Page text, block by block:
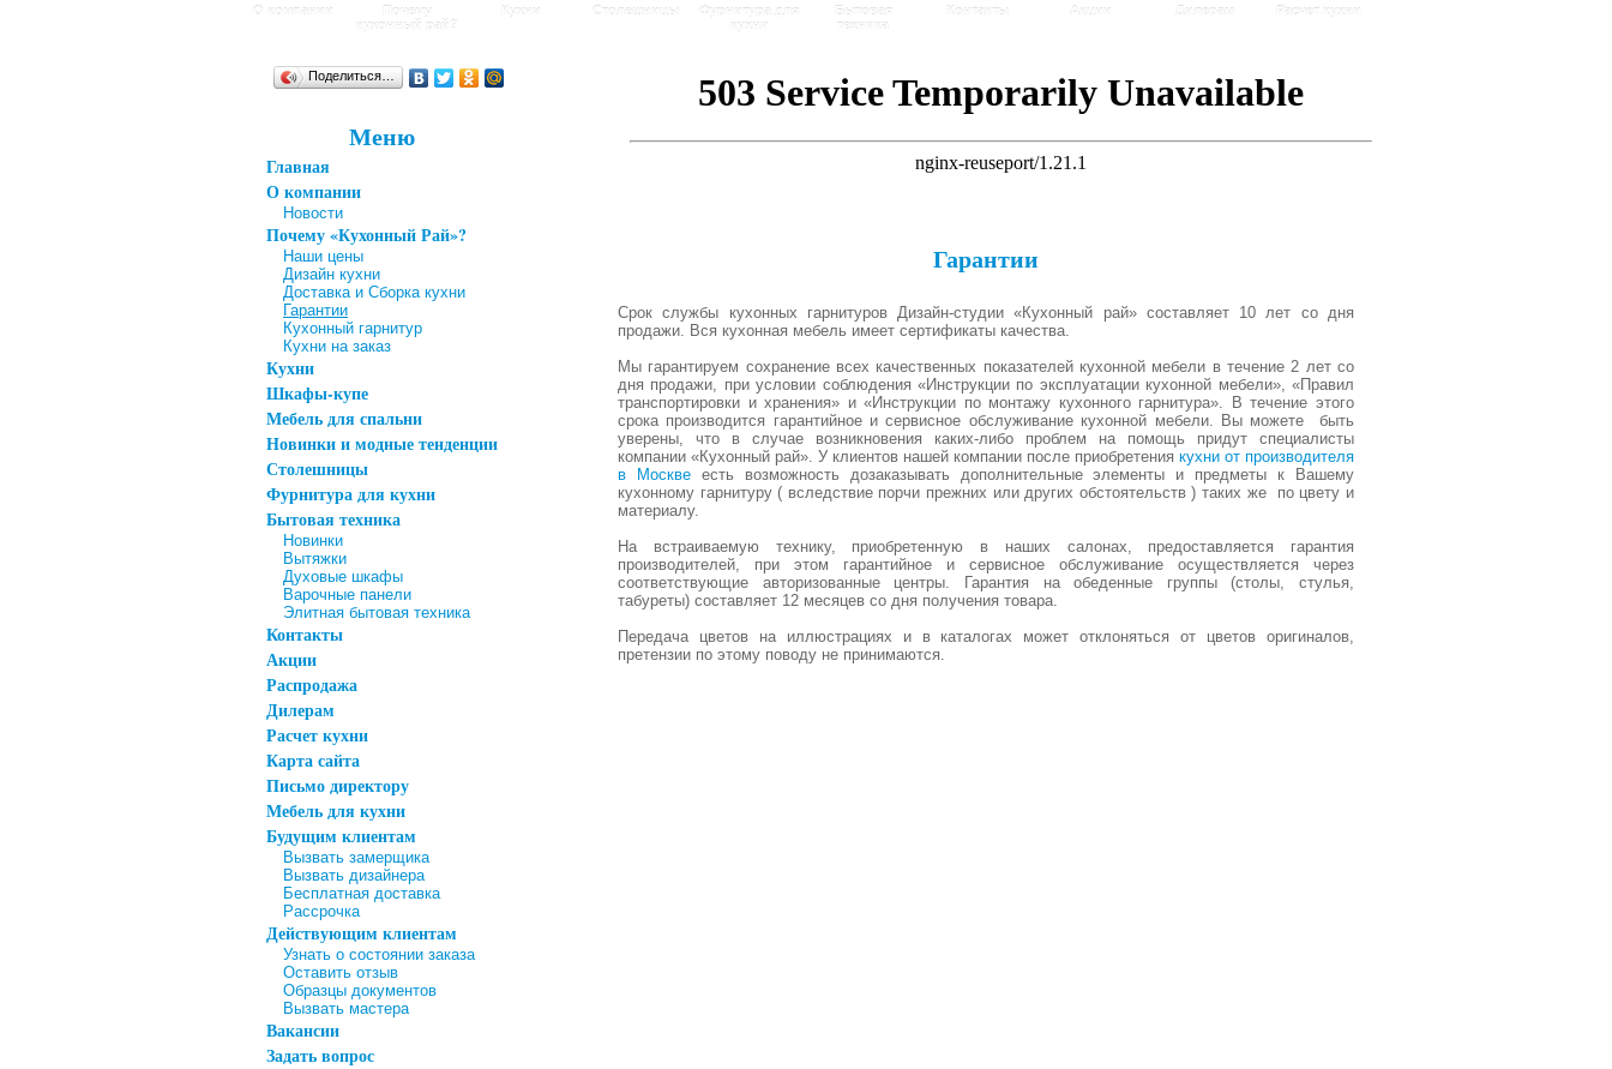
О компании
Почему
кухонный рай?
Кухни Столешницы
Фурнитура для
кухни
Бытовая
техника
Контакты Акции Дилерам Расчет кухни
Поделиться…
Меню
Главная
О компании
Новости
Почему «Кухонный Рай»?
Наши цены
Дизайн кухни
Доставка и Сборка кухни
Гарантии
Кухонный гарнитур
Кухни на заказ
Кухни
Шкафы-купе
Мебель для спальни
Новинки и модные тенденции
Столешницы
Фурнитура для кухни
Бытовая техника
Новинки
Вытяжки
Духовые шкафы
Варочные панели
Элитная бытовая техника
Контакты
Акции
Распродажа
Дилерам
Расчет кухни
Карта сайта
Письмо директору
Мебель для кухни
Будущим клиентам
Вызвать замерщика
Вызвать дизайнера
Бесплатная доставка
Рассрочка
Действующим клиентам
Узнать о состоянии заказа
Оставить отзыв
Образцы документов
Вызвать мастера
Вакансии
Задать вопрос
Гарантии
Срок службы кухонных гарнитуров Дизайн-студии «Кухонный рай» составляет 10 лет со дня
продажи. Вся кухонная мебель имеет сертификаты качества.
Мы гарантируем сохранение всех качественных показателей кухонной мебели в течение 2 лет со
дня продажи, при условии соблюдения «Инструкции по эксплуатации кухонной мебели», «Правил
транспортировки и хранения» и «Инструкции по монтажу кухонного гарнитура». В течение этого
срока производится гарантийное и сервисное обслуживание кухонной мебели. Вы можете быть
уверены, что в случае возникновения каких-либо проблем на помощь придут специалисты
компании «Кухонный рай». У клиентов нашей компании после приобретения кухни от производителя
в Москвеесть возможность дозаказывать дополнительные элементы и предметы к Вашему
кухонному гарнитуру ( вследствие порчи прежних или других обстоятельств ) таких же по цвету и
материалу.
На встраиваемую технику, приобретенную в наших салонах, предоставляется гарантия
производителей, при этом гарантийное и сервисное обслуживание осуществляется через
соответствующие авторизованные центры. Гарантия на обеденные группы (столы, стулья,
табуреты) составляет 12 месяцев со дня получения товара.
Передача цветов на иллюстрациях и в каталогах может отклоняться от цветов оригиналов,
претензии по этому поводу не принимаются.